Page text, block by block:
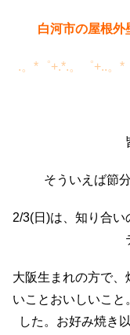
白河市の屋根外
.。*゜+.*.。゜+..。*
そういえば節
2/3(日)は、知り合
大阪生まれの方で、
いことおいしいこと
した。お好み焼き